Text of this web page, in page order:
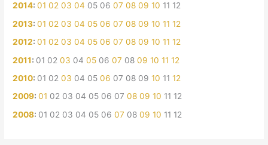
2014:01 02 03 04 05 06 07 08 09 10 11 12
2013:01 02 03 04 05 06 07 08 09 10 11 12
2012:01 02 03 04 05 06 07 08 09 10 11 12
2011: 01 02 03 04 05 06 07 08 09 10 11 12
2010: 01 02 03 04 05 06 07 08 09 10 11 12
2009:01 02 03 04 05 06 07 08 09 10 11 12
2008: 01 02 03 04 05 06 07 08 09 10 11 12